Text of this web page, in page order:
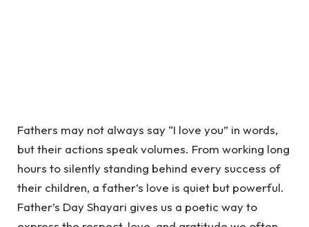
Fathers may not always say “I love you” in words,
but their actions speak volumes. From working long
hours to silently standing behind every success of
their children, a father’s love is quiet but powerful.
Father’s Day Shayari gives us a poetic way to